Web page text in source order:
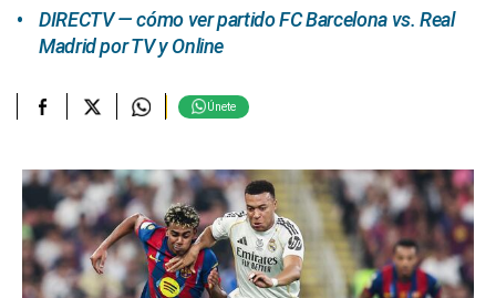
DIRECTV — cómo ver partido FC Barcelona vs. Real
Madrid por TV y Online
Únete